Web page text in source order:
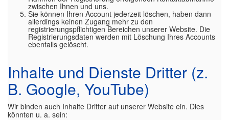
zwischen Ihnen und uns.
Sie können Ihren Account jederzeit löschen, haben dann
allerdings keinen Zugang mehr zu den
registrierungspflichtigen Bereichen unserer Website. Die
Registrierungsdaten werden mit Löschung Ihres Accounts
ebenfalls gelöscht.
Inhalte und Dienste Dritter (z.
B. Google, YouTube)
Wir binden auch Inhalte Dritter auf unserer Website ein. Dies
könnten u. a. sein: